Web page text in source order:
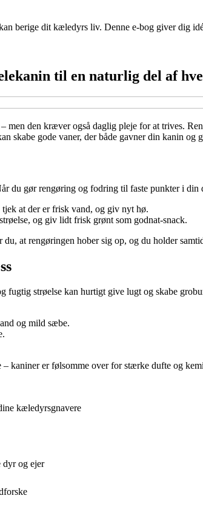
berige dit kæledyrs liv. Denne e-bog giver dig
til en naturlig del af
den kræver også daglig pleje for at trives.
skabe gode vaner, der både gavner din kanin og
du gør rengøring og fodring til faste punkter i
at der er frisk vand, og giv nyt hø.
og giv lidt frisk grønt som godnat-snack.
at rengøringen hober sig op, og du holder
strøelse kan hurtigt give lugt og skabe
og mild sæbe.
kaniner er følsomme over for stærke dufte og
kæledyrsgnavere
dyr og ejer